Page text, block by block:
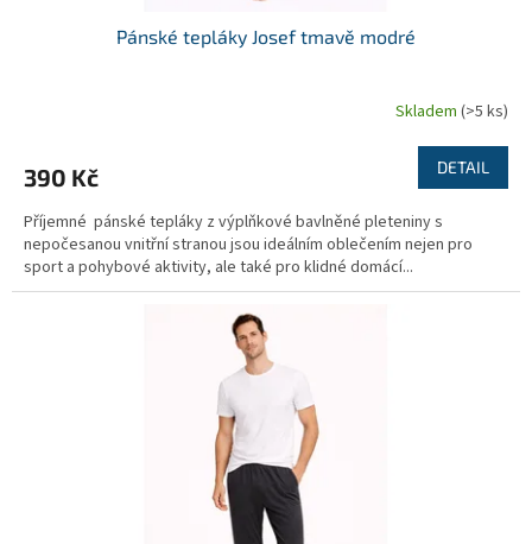
Pánské tepláky Josef tmavě modré
Skladem (>5 ks)
390 Kč DETAIL
Příjemné pánské tepláky z výplňkové bavlněné pleteniny s
nepočesanou vnitřní stranou jsou ideálním oblečením nejen pro
sport a pohybové aktivity, ale také pro klidné domácí...